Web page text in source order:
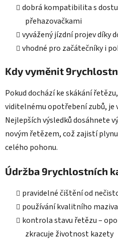
dobrá kompatibilita s
přehazovačkami
vyvážený jízdní projev díky
vhodné pro začátečníky i
Kdy vyměnit
Pokud dochází ke skákání
viditelnému opotřebení zubů, je
Nejlepších výsledků dosáhnete
novým řetězem, což zajistí
celého pohonu.
Údržba 9rychlostních
pravidelné čištění od
používání kvalitního
kontrola stavu řetězu –
zkracuje životnost kazety